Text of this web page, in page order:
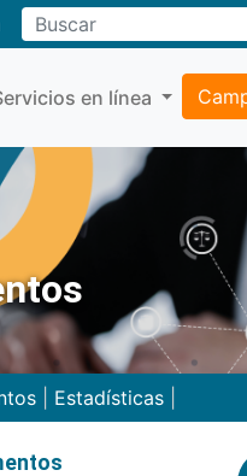
en línea
Estadísticas